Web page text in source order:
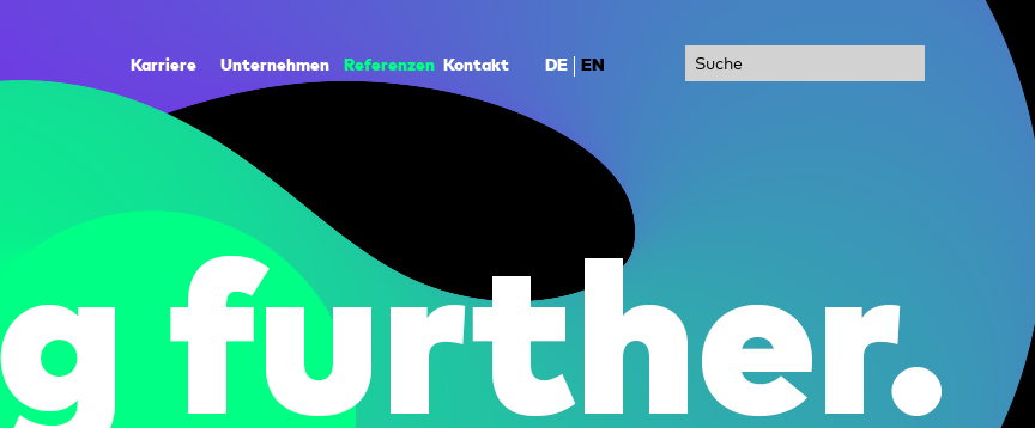
Karriere Unternehmen Referenzen Kontakt DE EN Suche